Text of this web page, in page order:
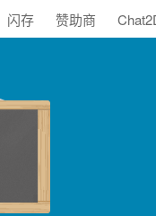
闪存 赞助商